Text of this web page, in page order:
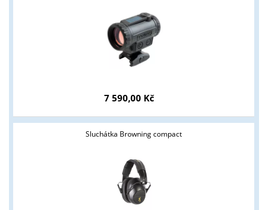
7 590,00 Kč
Sluchátka Browning compact